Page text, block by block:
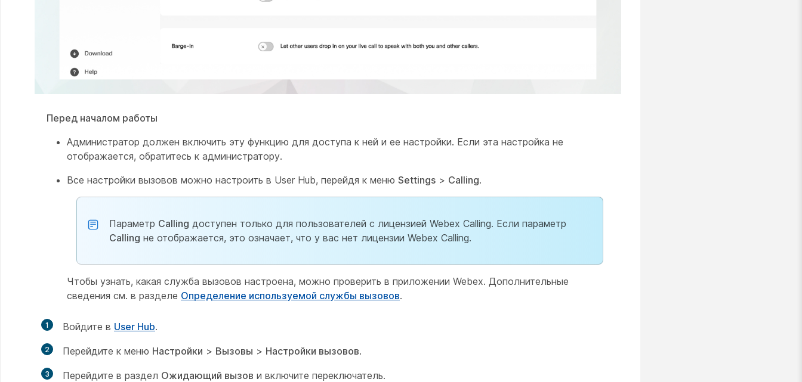
Перед началом работы
Администратор должен включить эту функцию для доступа к ней и ее настройки. Если эта настройка не
отображается, обратитесь к администратору.
Все настройки вызовов можно настроить в User Hub, перейдя к меню Settings > Calling.
Параметр Calling доступен только для пользователей с лицензией Webex Calling. Если параметр
Calling не отображается, это означает, что у вас нет лицензии Webex Calling.
Чтобы узнать, какая служба вызовов настроена, можно проверить в приложении Webex. Дополнительные
сведения см. в разделе Определение используемой службы вызовов.
1 Войдите в User Hub.
2 Перейдите к меню Настройки > Вызовы > Настройки вызовов.
3 Перейдите в раздел Ожидающий вызов и включите переключатель.